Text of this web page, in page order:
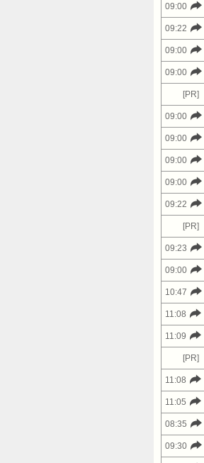
09:00
09:22
09:00
09:00
[PR]
09:00
09:00
09:00
09:00
09:22
[PR]
09:23
09:00
10:47
11:08
11:09
[PR]
11:08
11:05
08:35
09:30